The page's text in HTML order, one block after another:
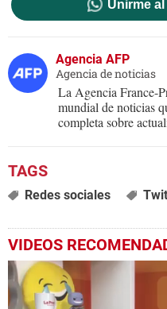
Unirme
Agencia AFP
Agencia de noticias
La Agencia France-
mundial de noticias
completa sobre
Redes sociales
VIDEOS